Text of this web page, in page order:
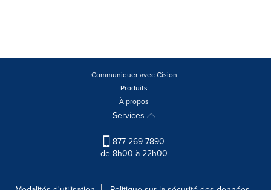
Communiquer avec Cision
Produits
À propos
Services
877-269-7890
de 8h00 à 22h00